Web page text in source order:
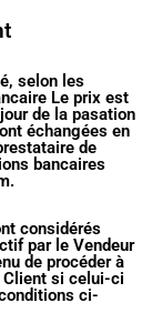
selon les
Le prix est
de la pasation
échangées en
de
bancaires
considérés
par le Vendeur
de procéder à
Client si celui-ci
ci-